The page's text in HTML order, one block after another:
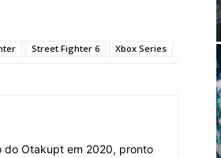
Street Fighter 6 Xbox Series
do Otakupt em 2020, pronto